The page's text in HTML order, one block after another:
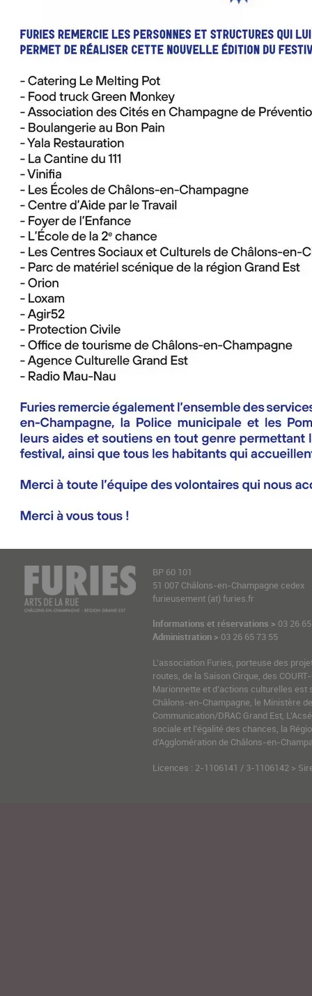
BP 60 101
51 007 Châlons-en-Champagne cedex
furieusement (at) furies.fr
Informations et réservations > 03 26
Administration > 03 26 65 73 55
L’association Furies, porteuse des
routes, de la Saison Cirque, des
Marionnette et d’actions culturelles est
Châlons-en-Champagne, le Ministère
Communication/DRAC Grand Est,
sociale et l’égalité des chances, la
d’Agglomération de Châlons-en-
Licences : 2-1106141 / 3-1106142 >